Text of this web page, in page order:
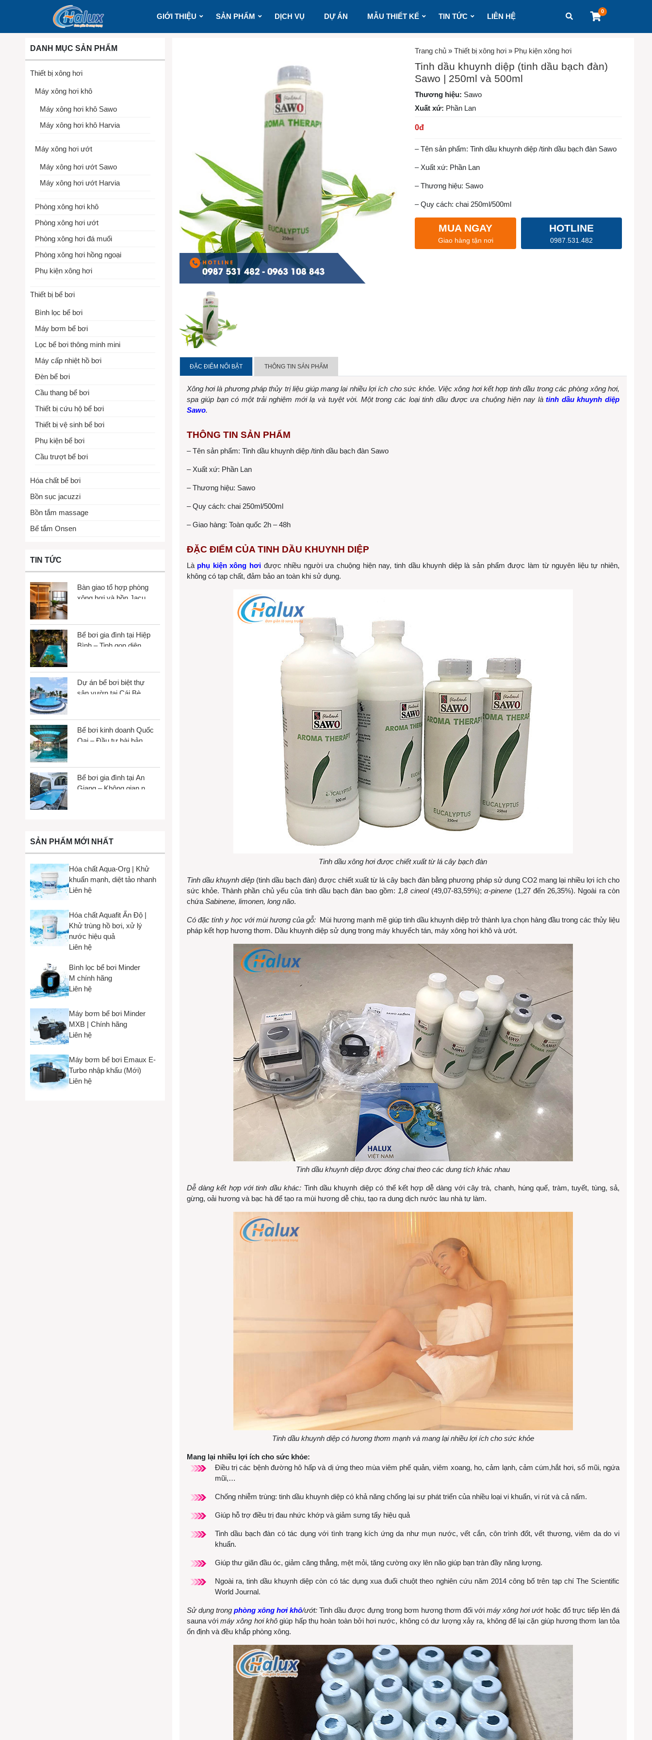
GIỚI THIỆU SẢN PHẨM DỊCH VỤ DỰ ÁN MẪU THIẾT KẾ TIN TỨC LIÊN HỆ
0
DANH MỤC SẢN PHẨM
Thiết bị xông hơi
Máy xông hơi khô
Máy xông hơi khô Sawo
Máy xông hơi khô Harvia
Máy xông hơi ướt
Máy xông hơi ướt Sawo
Máy xông hơi ướt Harvia
Phòng xông hơi khô
Phòng xông hơi ướt
Phòng xông hơi đá muối
Phòng xông hơi hồng ngoại
Phụ kiện xông hơi
Thiết bị bể bơi
Bình lọc bể bơi
Máy bơm bể bơi
Lọc bể bơi thông minh mini
Máy cấp nhiệt hồ bơi
Đèn bể bơi
Cầu thang bể bơi
Thiết bị cứu hộ bể bơi
Thiết bị vệ sinh bể bơi
Phụ kiện bể bơi
Cầu trượt bể bơi
Hóa chất bể bơi
Bồn sục jacuzzi
Bồn tắm massage
Bể tắm Onsen
TIN TỨC
Bàn giao tổ hợp phòng
xông hơi và bồn Jacuzzi
Bể bơi gia đình tại Hiệp
Bình – Tinh gọn diện
Dự án bể bơi biệt thự
sân vườn tại Cái Bè,
Bể bơi kinh doanh Quốc
Oai – Đầu tư bài bản,
Bể bơi gia đình tại An
Giang – Không gian nhỏ,
SẢN PHẨM MỚI NHẤT
Hóa chất Aqua-Org | Khử
khuẩn mạnh, diệt tảo nhanh
Liên hệ
Hóa chất Aquafit Ấn Độ |
Khử trùng hồ bơi, xử lý
nước hiệu quả
Liên hệ
Bình lọc bể bơi Minder
M chính hãng
Liên hệ
Máy bơm bể bơi Minder
MXB | Chính hãng
Liên hệ
Máy bơm bể bơi Emaux E-
Turbo nhập khẩu (Mới)
Liên hệ
Trang chủ »Thiết bị xông hơi » Phụ kiện xông hơi
Tinh dầu khuynh diệp (tinh dầu bạch đàn)
Sawo | 250ml và 500ml
0đ
– Tên sản phẩm: Tinh dầu khuynh diệp /tinh dầu bạch đàn Sawo
– Xuất xứ: Phần Lan
– Thương hiệu: Sawo
– Quy cách: chai 250ml/500ml
Thương hiệu: Sawo
Xuất xứ: Phần Lan
MUA NGAY
Giao hàng tận nơi
HOTLINE
0987.531.482
ĐẶC ĐIỂM NỔI BẬT THÔNG TIN SẢN PHẨM
Xông hơi là phương pháp thủy trị liệu giúp mang lại nhiều lợi ích cho sức khỏe. Việc xông hơi kết hợp tinh dầu trong các phòng xông hơi,
spa giúp bạn có một trải nghiệm mới lạ và tuyệt vời. Một trong các loại tinh dầu được ưa chuộng hiện nay làtinh dầu khuynh diệp
Sawo.
THÔNG TIN SẢN PHẨM
– Tên sản phẩm: Tinh dầu khuynh diệp /tinh dầu bạch đàn Sawo
– Xuất xứ: Phần Lan
– Thương hiệu: Sawo
– Quy cách: chai 250ml/500ml
– Giao hàng: Toàn quốc 2h – 48h
ĐẶC ĐIỂM CỦA TINH DẦU KHUYNH DIỆP
Là phụ kiện xông hơi được nhiều người ưa chuộng hiện nay, tinh dầu khuynh diệp là sản phẩm được làm từ nguyên liệu tự nhiên,
không có tạp chất, đảm bảo an toàn khi sử dụng.
Tinh dầu xông hơi được chiết xuất từ lá cây bạch đàn
Tinh dầu khuynh diệp(tinh dầu bạch đàn) được chiết xuất từ lá cây bạch đàn bằng phương pháp sử dụng CO2 mang lại nhiều lợi ích cho
sức khỏe. Thành phần chủ yếu của tinh dầu bạch đàn bao gồm: 1,8 cineol(49,07-83,59%); α-pinene (1,27 đến 26,35%). Ngoài ra còn
chứa Sabinene, limonen, long não.
Có đặc tính y học với mùi hương của gỗ: Mùi hương mạnh mẽ giúp tinh dầu khuynh diệp trở thành lựa chọn hàng đầu trong các thủy liệu
pháp kết hợp hương thơm. Dầu khuynh diệp sử dụng trong máy khuyếch tán, máy xông hơi khô và ướt.
Tinh dầu khuynh diệp được đóng chai theo các dung tích khác nhau
Dễ dàng kết hợp với tinh dầu khác: Tinh dầu khuynh diệp có thể kết hợp dễ dàng với cây trà, chanh, húng quế, tràm, tuyết, tùng, sả,
gừng, oải hương và bạc hà để tạo ra mùi hương dễ chịu, tạo ra dung dịch nước lau nhà tự làm.
Tinh dầu khuynh diệp có hương thơm mạnh và mang lại nhiều lợi ích cho sức khỏe
Mang lại nhiều lợi ích cho sức khỏe:
Điều trị các bệnh đường hô hấp và dị ứng theo mùa viêm phế quản, viêm xoang, ho, cảm lạnh, cảm cúm,hắt hơi, sổ mũi, ngứa
mũi,…
Chống nhiễm trùng: tinh dầu khuynh diệp có khả năng chống lại sự phát triển của nhiều loại vi khuẩn, vi rút và cả nấm.
Giúp hỗ trợ điều trị đau nhức khớp và giảm sưng tấy hiệu quả
Tinh dầu bạch đàn có tác dụng với tình trạng kích ứng da như mụn nước, vết cắn, côn trình đốt, vết thương, viêm da do vi
khuẩn.
Giúp thư giãn đầu óc, giảm căng thẳng, mệt mỏi, tăng cường oxy lên não giúp bạn tràn đầy năng lượng.
Ngoài ra, tinh dầu khuynh diệp còn có tác dụng xua đuổi chuột theo nghiên cứu năm 2014 công bố trên tạp chí The Scientific
World Journal.
Sử dụng trong phòng xông hơi khô/ướt: Tinh dầu được đựng trong bơm hương thơm đối vớimáy xông hơi ướthoặc đổ trực tiếp lên đá
sauna vớimáy xông hơi khô giúp hấp thụ hoàn toàn bởi hơi nước, không có dư lượng xảy ra, không để lại cặn giúp hương thơm lan tỏa
ổn định và đều khắp phòng xông.